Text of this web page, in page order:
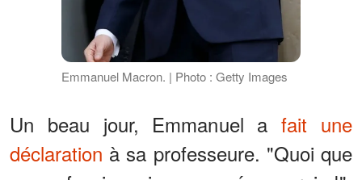
Emmanuel Macron. | Photo : Getty Images
Un beau jour, Emmanuel afait une
déclaration à sa professeure. "Quoi que